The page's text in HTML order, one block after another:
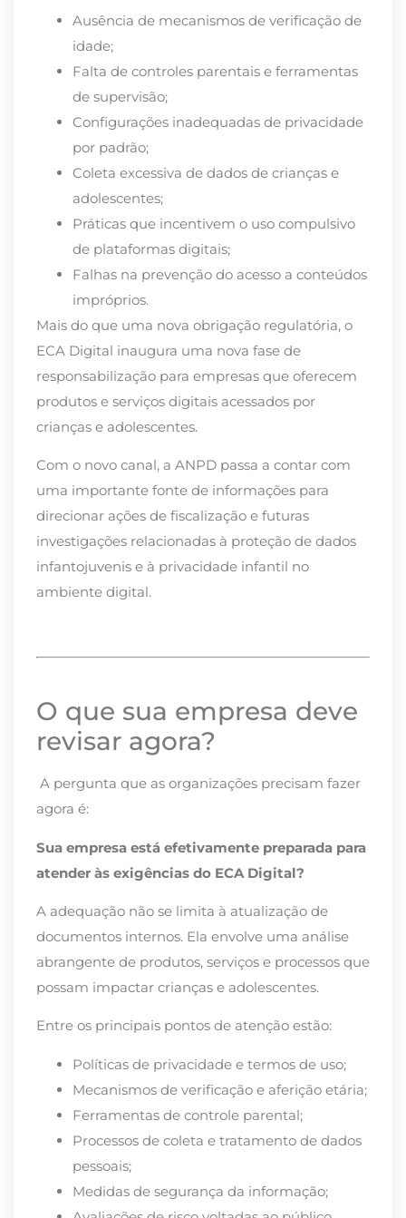
Ausência de mecanismos de verificação de
idade;
Falta de controles parentais e ferramentas
de supervisão;
Configurações inadequadas de privacidade
por padrão;
Coleta excessiva de dados de crianças e
adolescentes;
Práticas que incentivem o uso compulsivo
de plataformas digitais;
Falhas na prevenção do acesso a conteúdos
impróprios.
Mais do que uma nova obrigação regulatória, o
ECA Digital inaugura uma nova fase de
responsabilização para empresas que oferecem
produtos e serviços digitais acessados por
crianças e adolescentes.
Com o novo canal, a ANPD passa a contar com
uma importante fonte de informações para
direcionar ações de fiscalização e futuras
investigações relacionadas à proteção de dados
infantojuvenis e à privacidade infantil no
ambiente digital.
O que sua empresa deve
revisar agora?
A pergunta que as organizações precisam fazer
agora é:
Sua empresa está efetivamente preparada para
atender às exigências do ECA Digital?
A adequação não se limita à atualização de
documentos internos. Ela envolve uma análise
abrangente de produtos, serviços e processos que
possam impactar crianças e adolescentes.
Entre os principais pontos de atenção estão:
Políticas de privacidade e termos de uso;
Mecanismos de verificação e aferição etária;
Ferramentas de controle parental;
Processos de coleta e tratamento de dados
pessoais;
Medidas de segurança da informação;